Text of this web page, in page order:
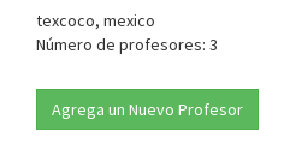
texcoco, mexico
Número de profesores: 3
Agrega un Nuevo Profesor